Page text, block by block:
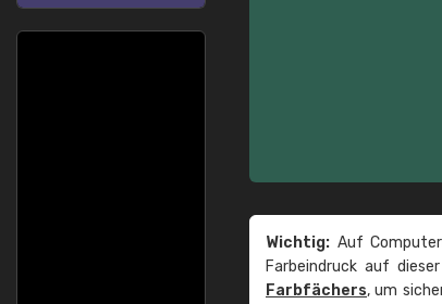
Wichtig: Auf
Farbeindruck auf
Farbfächers, um